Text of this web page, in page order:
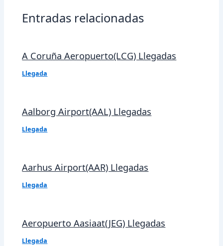
Entradas relacionadas
A Coruña Aeropuerto(LCG) Llegadas
Llegada
Aalborg Airport(AAL) Llegadas
Llegada
Aarhus Airport(AAR) Llegadas
Llegada
Aeropuerto Aasiaat(JEG) Llegadas
Llegada